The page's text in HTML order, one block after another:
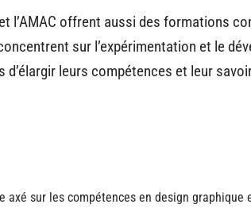
l’AMAC offrent aussi des formations
sur l’expérimentation et le
leurs compétences et leur
axé sur les compétences en design